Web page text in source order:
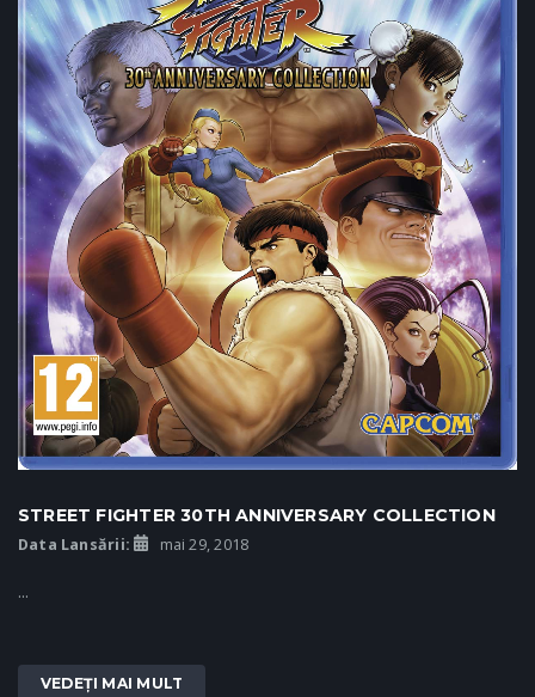
STREET FIGHTER 30TH ANNIVERSARY COLLECTION
Data Lansării: mai 29, 2018
...
VEDEȚI MAI MULT